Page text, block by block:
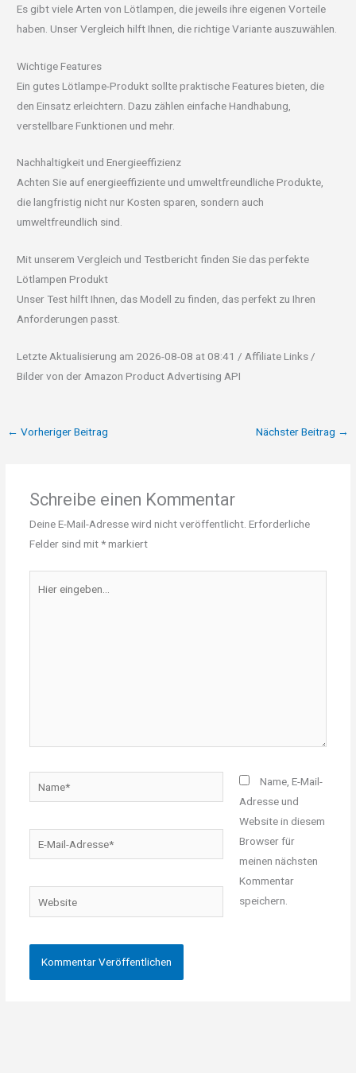
Es gibt viele Arten von Lötlampen, die jeweils ihre eigenen Vorteile
haben. Unser Vergleich hilft Ihnen, die richtige Variante auszuwählen.
Wichtige Features
Ein gutes Lötlampe-Produkt sollte praktische Features bieten, die
den Einsatz erleichtern. Dazu zählen einfache Handhabung,
verstellbare Funktionen und mehr.
Nachhaltigkeit und Energieeffizienz
Achten Sie auf energieeffiziente und umweltfreundliche Produkte,
die langfristig nicht nur Kosten sparen, sondern auch
umweltfreundlich sind.
Mit unserem Vergleich und Testbericht finden Sie das perfekte
Lötlampen Produkt
Unser Test hilft Ihnen, das Modell zu finden, das perfekt zu Ihren
Anforderungen passt.
Letzte Aktualisierung am 2026-08-08 at 08:41 / Affiliate Links /
Bilder von der Amazon Product Advertising API
← Vorheriger Beitrag Nächster Beitrag →
Schreibe einen Kommentar
Deine E-Mail-Adresse wird nicht veröffentlicht. Erforderliche
Felder sind mit*markiert
eingeben…
Mail-
Website
Name, E-Mail-
Adresse und
Website in diesem
Browser für
meinen nächsten
Kommentar
speichern.